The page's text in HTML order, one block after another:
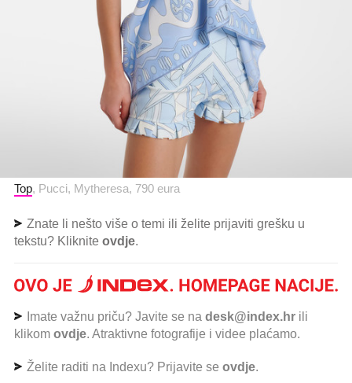
Top, Pucci, Mytheresa, 790 eura
Znate li nešto više o temi ili želite prijaviti grešku u
tekstu? Kliknite ovdje.
Imate važnu priču? Javite se na desk@index.hr ili
klikom ovdje. Atraktivne fotografije i videe plaćamo.
Želite raditi na Indexu? Prijavite se ovdje.